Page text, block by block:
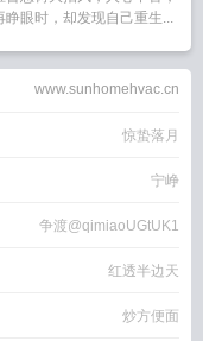
眼时，却发现自己重生...
www.sunhomehvac.cn
惊蛰落月
宁峥
争渡@qimiaoUGtUK1
红透半边天
炒方便面